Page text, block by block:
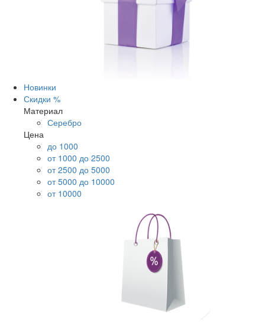
Новинки
Скидки %
Материал
Серебро
Цена
до 1000
от 1000 до 2500
от 2500 до 5000
от 5000 до 10000
от 10000